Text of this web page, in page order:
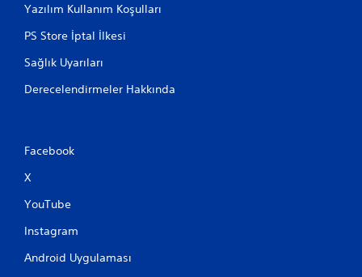
Yazılım Kullanım Koşulları
PS Store İptal İlkesi
Sağlık Uyarıları
Derecelendirmeler Hakkında
Facebook
X
YouTube
Instagram
Android Uygulaması